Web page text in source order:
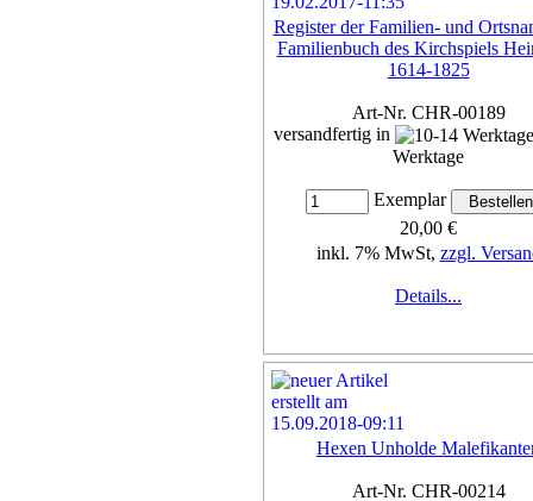
Register der Familien- und
Familienbuch des Kirchspiels
1614-1825
Art-Nr. CHR-00189
versandfertig in
Werktage
Exemplar
20,00 €
inkl. 7% MwSt, zzgl.
Details...
Hexen Unholde
Art-Nr. CHR-00214